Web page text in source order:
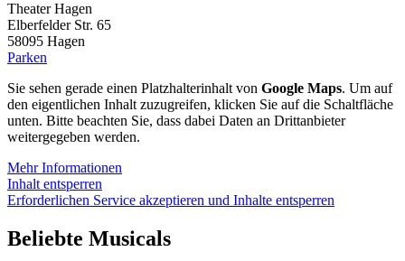
Theater Hagen
Elberfelder Str. 65
58095 Hagen
Parken
Sie sehen gerade einen Platzhalterinhalt von Google Maps. Um auf
den eigentlichen Inhalt zuzugreifen, klicken Sie auf die Schaltfläche
unten. Bitte beachten Sie, dass dabei Daten an Drittanbieter
weitergegeben werden.
Mehr Informationen
Inhalt entsperren
Erforderlichen Service akzeptieren und Inhalte entsperren
Beliebte Musicals